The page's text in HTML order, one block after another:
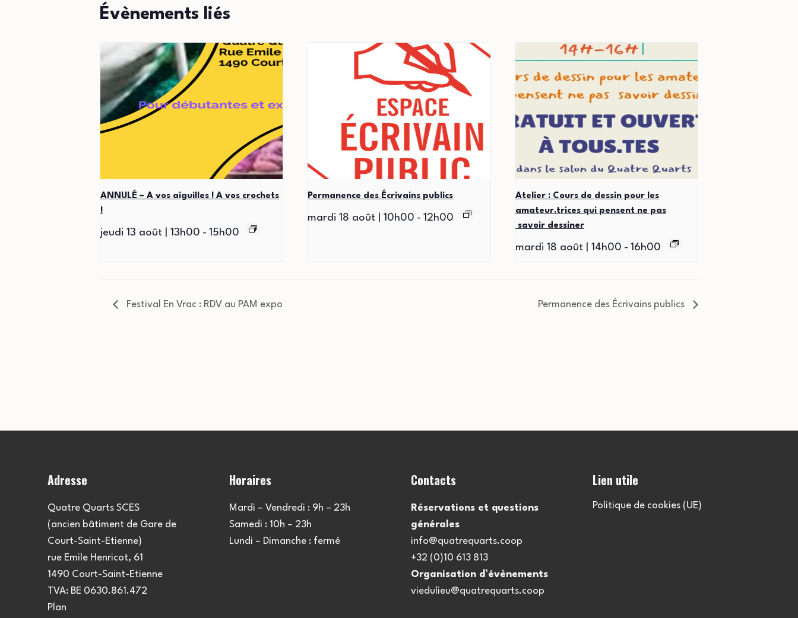
Évènements liés
ANNULÉ – A vos aiguilles ! A vos crochets
!
jeudi 13 août | 13h00 - 15h00
Permanence des Écrivains publics
mardi 18 août | 10h00 - 12h00
Atelier : Cours de dessin pour les
amateur.trices qui pensent ne pas
savoir dessiner
mardi 18 août | 14h00 - 16h00
Festival En Vrac : RDV au PAM expo Permanence des Écrivains publics
Adresse
Quatre Quarts SCES
(ancien bâtiment de Gare de
Court-Saint-Etienne)
rue Emile Henricot, 61
1490 Court-Saint-Etienne
TVA: BE 0630.861.472
Plan
Horaires
Mardi – Vendredi : 9h – 23h
Samedi : 10h – 23h
Lundi – Dimanche : fermé
Contacts
Réservations et questions
générales
info@quatrequarts.coop
+32 (0)10 613 813
Organisation d’évènements
viedulieu@quatrequarts.coop
Lien utile
Politique de cookies (UE)